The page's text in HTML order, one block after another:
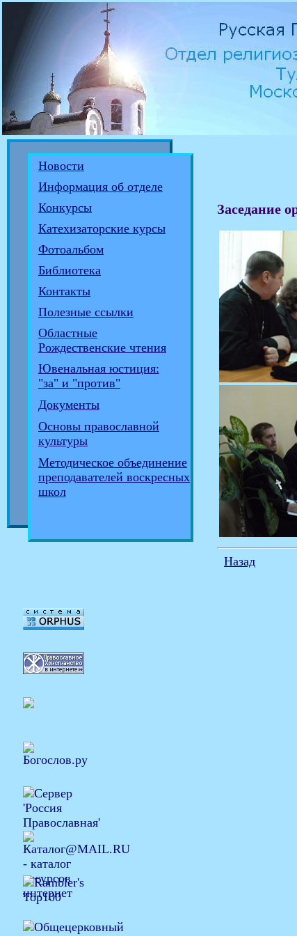
Новости
Информация об отделе
Конкурсы
Катехизаторские курсы
Фотоальбом
Библиотека
Контакты
Полезные ссылки
Областные
Рождественские чтения
Ювенальная юстиция:
"за" и "против"
Документы
Основы православной
культуры
Методическое объединение
преподавателей воскресных
школ
Заседание
Назад